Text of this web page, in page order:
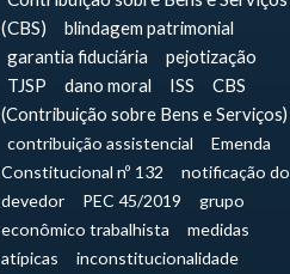
(CBS)
blindagem patrimonial
garantia fiduciária
pejotização
TJSP
dano moral ISS
CBS
(Contribuição sobre Bens e Serviços)
contribuição assistencial
Emenda
Constitucional nº 132
notificação do
devedor
PEC 45/2019
grupo
econômico trabalhista
medidas
atípicas
inconstitucionalidade